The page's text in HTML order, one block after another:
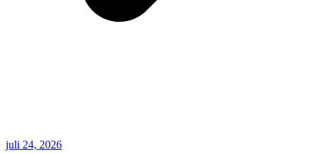
juli 24, 2026